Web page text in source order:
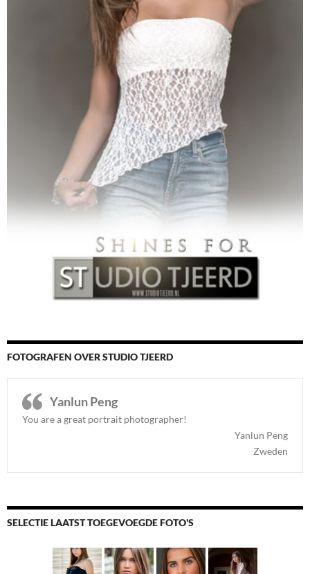
FOTOGRAFEN OVER STUDIO TJEERD
Yanlun Peng
You are a great portrait photographer!
Yanlun Peng
Zweden
SELECTIE LAATST TOEGEVOEGDE FOTO'S